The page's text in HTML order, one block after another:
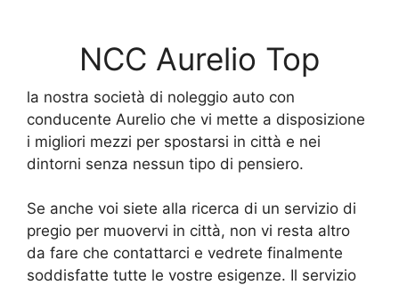
NCC Aurelio Top
la nostra società di noleggio auto con
conducente Aurelio che vi mette a disposizione
i migliori mezzi per spostarsi in città e nei
dintorni senza nessun tipo di pensiero.
Se anche voi siete alla ricerca di un servizio di
pregio per muovervi in città, non vi resta altro
da fare che contattarci e vedrete finalmente
soddisfatte tutte le vostre esigenze. Il servizio